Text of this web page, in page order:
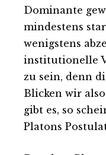
Dominante
mindestens
wenigstens
institutionelle
zu sein, denn
Blicken wir
gibt es, so
Platons